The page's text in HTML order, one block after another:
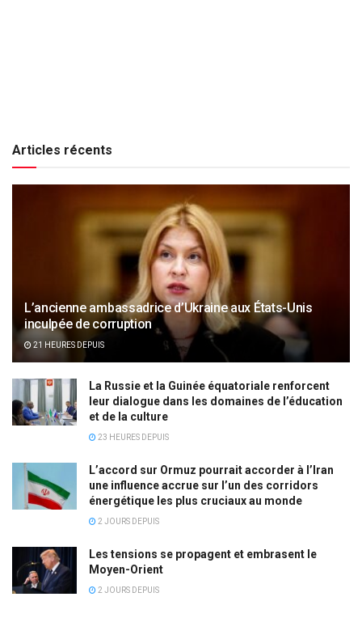
Articles récents
L’ancienne ambassadrice d’Ukraine aux États-Unis
inculpée de corruption
21 HEURES DEPUIS
La Russie et la Guinée équatoriale renforcent
leur dialogue dans les domaines de l’éducation
et de la culture
23 HEURES DEPUIS
L’accord sur Ormuz pourrait accorder à l’Iran
une influence accrue sur l’un des corridors
énergétique les plus cruciaux au monde
2 JOURS DEPUIS
Les tensions se propagent et embrasent le
Moyen-Orient
2 JOURS DEPUIS